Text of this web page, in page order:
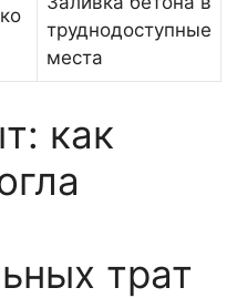
труднодоступные
места
как
трат